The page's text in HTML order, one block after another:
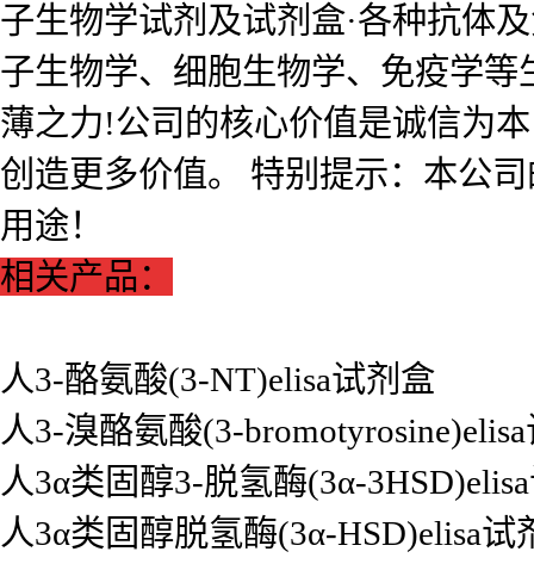
子生物学试剂及试剂盒·各种抗体
子生物学、细胞生物学、免疫学
薄之力!公司的核心价值是诚信为
创造更多价值。 特别提示：本公
用途！
相关产品：
人3-酪氨酸(3-NT)elisa试剂盒
人3-溴酪氨酸(3-
人3α类固醇3-脱氢酶(3α-
人3α类固醇脱氢酶(3α-HSD)elisa试